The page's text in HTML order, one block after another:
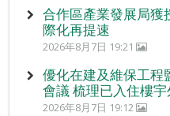
合作區產業發展局獲
際化再提速
2026年8月7日 19:21
優化在建及維保工程
會議 梳理已入住樓
2026年8月7日 19:12